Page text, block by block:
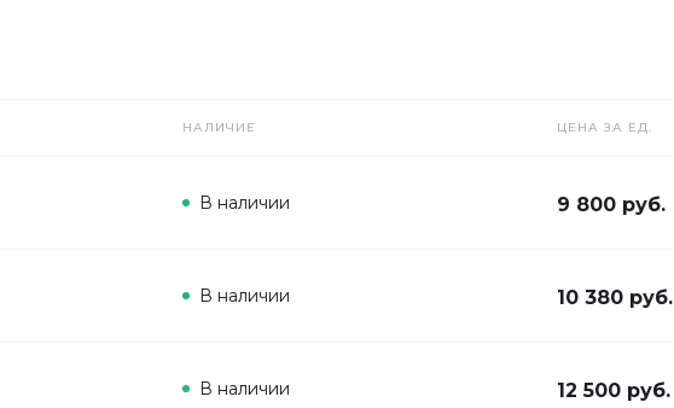
НАЛИЧИЕ ЦЕНА ЗА ЕД.
В наличии 9 800 руб.
В наличии 10 380 руб.
В наличии 12 500 руб.